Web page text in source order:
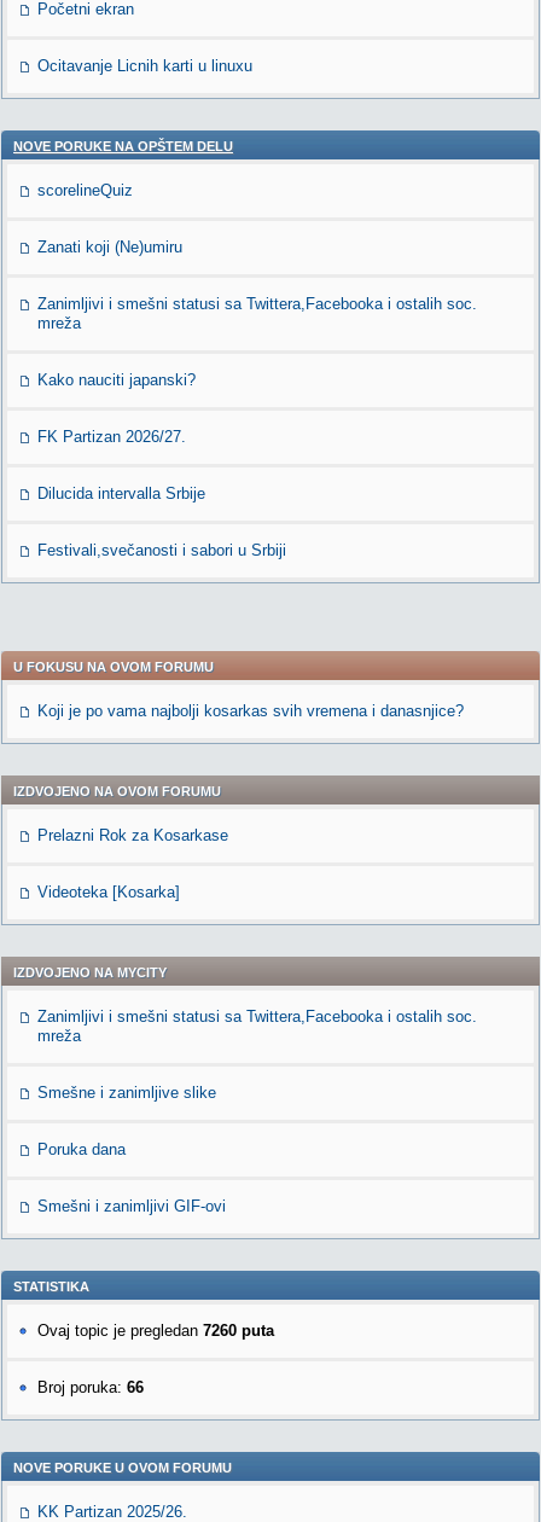
Početni ekran
Ocitavanje Licnih karti u linuxu
NOVE PORUKE NA OPŠTEM DELU
scorelineQuiz
Zanati koji (Ne)umiru
Zanimljivi i smešni statusi sa Twittera,Facebooka i ostalih soc.
mreža
Kako nauciti japanski?
FK Partizan 2026/27.
Dilucida intervalla Srbije
Festivali,svečanosti i sabori u Srbiji
U FOKUSU NA OVOM FORUMU
Koji je po vama najbolji kosarkas svih vremena i danasnjice?
IZDVOJENO NA OVOM FORUMU
Prelazni Rok za Kosarkase
Videoteka [Kosarka]
IZDVOJENO NA MYCITY
Zanimljivi i smešni statusi sa Twittera,Facebooka i ostalih soc.
mreža
Smešne i zanimljive slike
Poruka dana
Smešni i zanimljivi GIF-ovi
STATISTIKA
Ovaj topic je pregledan 7260 puta
Broj poruka: 66
NOVE PORUKE U OVOM FORUMU
KK Partizan 2025/26.